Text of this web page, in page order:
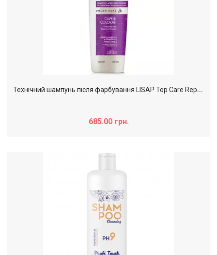
Т
ехнічний шампунь після фарбування LISAP Top Care Repair Color Care After colour acid shampoo, 1000 мл
685.00 грн.